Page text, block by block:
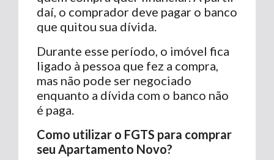
daí, o comprador deve pagar o banco
que quitou sua dívida.
Durante esse período, o imóvel fica
ligado à pessoa que fez a compra,
mas não pode ser negociado
enquanto a dívida com o banco não
é paga.
Como utilizar o FGTS para comprar
seu Apartamento Novo?